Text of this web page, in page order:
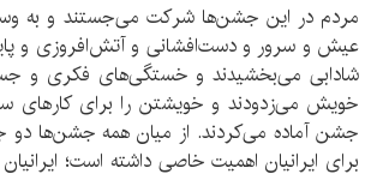
مردم در این جشن‌ها شرکت مى‌جستند و به
عیش و سرور و دست‌افشانى و آتش‌افروزى و
شادابى مى‌بخشیدند و خستگى‌هاى فکرى و
خویش مى‌زدودند و خویشتن را براى کارهاى
جشن آماده مى‌کردند. از میان همه‌ جشن‌ها دو
برای ایرانیان اهمیت خاصی داشته است؛